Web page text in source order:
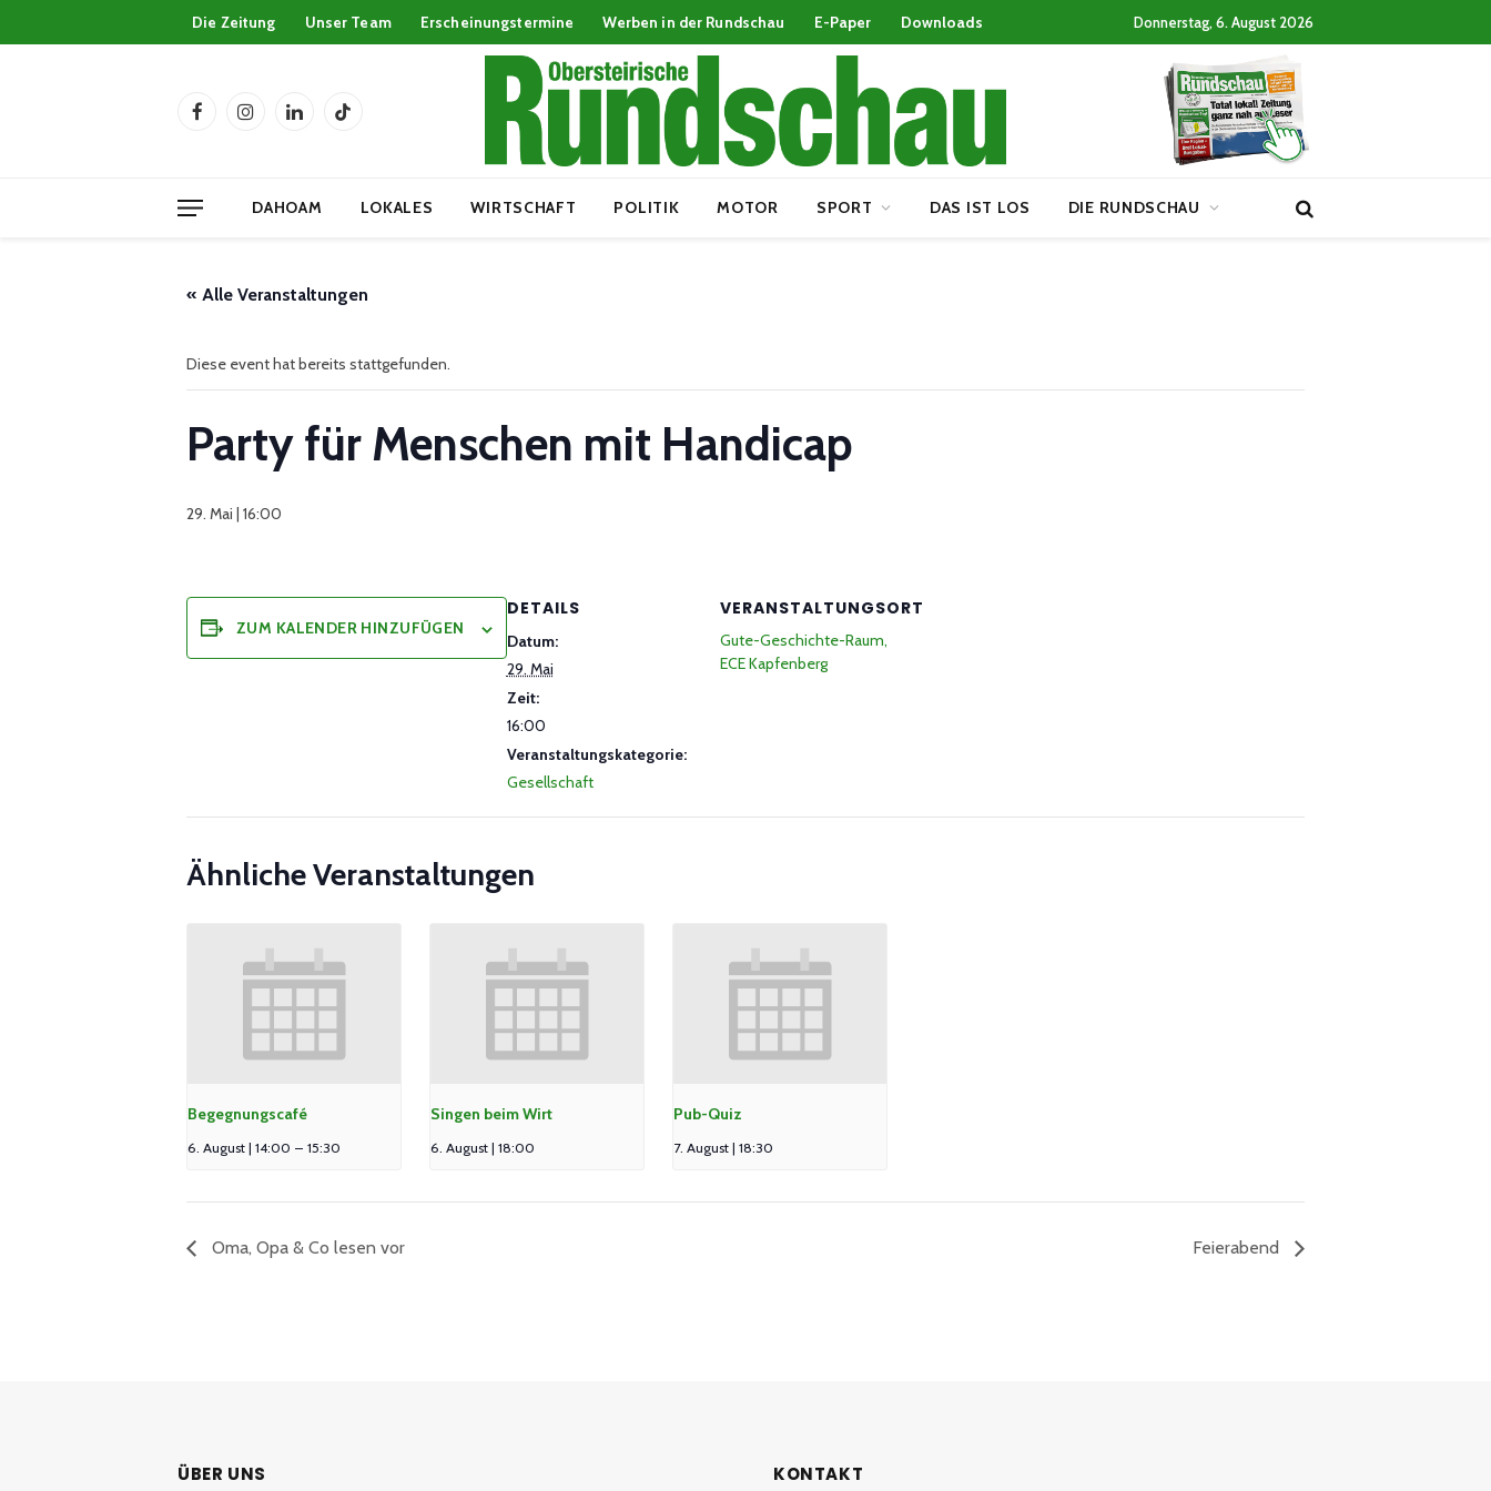
Die Zeitung Unser Team Erscheinungstermine Werben in der Rundschau E-Paper Downloads Donnerstag, 6. August 2026
FacebookInstagramLinkedInTikTok
DAHOAM LOKALES WIRTSCHAFT POLITIK MOTOR SPORT DAS IST LOS DIE RUNDSCHAU
« Alle Veranstaltungen
Diese event hat bereits stattgefunden.
Party für Menschen mit Handicap
29. Mai | 16:00
ZUM KALENDER HINZUFÜGEN
DETAILS
Datum:
29. Mai
Zeit:
16:00
Veranstaltungskategorie:
Gesellschaft
VERANSTALTUNGSORT
Gute-Geschichte-Raum,
ECE Kapfenberg
Ähnliche Veranstaltungen
Begegnungscafé
6. August | 14:00 – 15:30
Singen beim Wirt
6. August | 18:00
Pub-Quiz
7. August | 18:30
Oma, Opa & Co lesen vor Feierabend
ÜBER UNS KONTAKT